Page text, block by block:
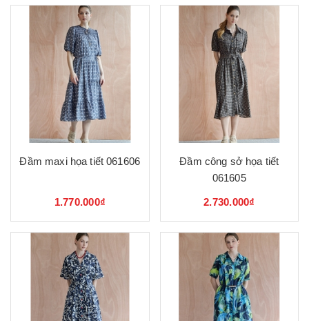
Đầm maxi họa tiết 061606
1.770.000₫
Đầm công sở họa tiết
061605
2.730.000₫